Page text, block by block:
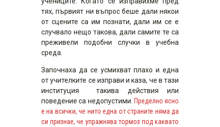
тях, първият ни въпрос беше дали някои
от сцените са им познати, дали им се е
случвало нещо такова, дали самите те са
преживели подобни случки в учебна
среда.
Започнаха да се усмихват плахо и една
от учителките се изправи и каза, че в тази
институция такива действия или
поведение са недопустими. Пределно ясно
е на всички, че нито една от страните няма да
си признае, че упражнява тормоз под каквато